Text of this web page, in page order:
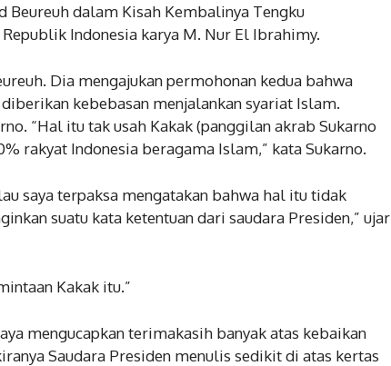
Beureuh dalam Kisah Kembalinya Tengku
Indonesia karya M. Nur El Ibrahimy.
Dia mengajukan permohonan kedua bahwa
kebebasan menjalankan syariat Islam.
“Hal itu tak usah Kakak (panggilan akrab Sukarno
rakyat Indonesia beragama Islam,” kata Sukarno.
saya terpaksa mengatakan bahwa hal itu tidak
suatu kata ketentuan dari saudara Presiden,” ujar
Kakak itu.”
mengucapkan terimakasih banyak atas kebaikan
Saudara Presiden menulis sedikit di atas kertas